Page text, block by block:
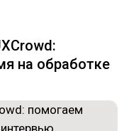
на обработке